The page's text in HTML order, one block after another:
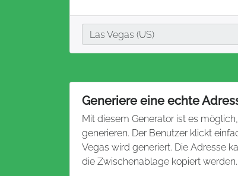
Stadt
Las Vegas (US)
Generiere eine echte
Mit diesem Generator ist es
generieren. Der Benutzer klickt
Vegas wird generiert. Die Adresse
die Zwischenablage kopiert werden.